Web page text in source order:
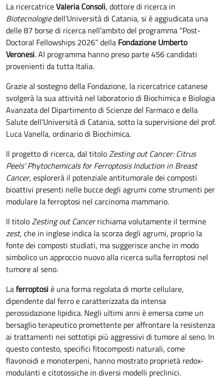
La ricercatriceValeria Consoli, dottore di ricerca in
Biotecnologiedell’Università di Catania, si è aggiudicata una
delle 87 borse di ricerca nell’ambito del programma “Post-
Doctoral Fellowships 2026” della Fondazione Umberto
Veronesi. Al programma hanno preso parte 456 candidati
provenienti da tutta Italia.
Grazie al sostegno della Fondazione, la ricercatrice catanese
svolgerà la sua attività nel laboratorio di Biochimica e Biologia
Avanzata del Dipartimento di Scienze del Farmaco e della
Salute dell’Università di Catania, sotto la supervisione del prof.
Luca Vanella, ordinario di Biochimica.
Il progetto di ricerca, dal titoloZesting out Cancer: Citrus
Peels’ Phytochemicals for Ferroptosis Induction in Breast
Cancer, esplorerà il potenziale antitumorale dei composti
bioattivi presenti nelle bucce degli agrumi come strumenti per
modulare la ferroptosi nel carcinoma mammario.
Il titoloZesting out Cancerrichiama volutamente il termine
zest, che in inglese indica la scorza degli agrumi, proprio la
fonte dei composti studiati, ma suggerisce anche in modo
simbolico un approccio nuovo alla ricerca sulla ferroptosi nel
tumore al seno.
Laferroptosi è una forma regolata di morte cellulare,
dipendente dal ferro e caratterizzata da intensa
perossidazione lipidica. Negli ultimi anni è emersa come un
bersaglio terapeutico promettente per affrontare la resistenza
ai trattamenti nei sottotipi più aggressivi di tumore al seno. In
questo contesto, specifici fitocomposti naturali, come
flavonoidi e monoterpeni, hanno mostrato proprietà redox-
modulanti e citotossiche in diversi modelli preclinici.